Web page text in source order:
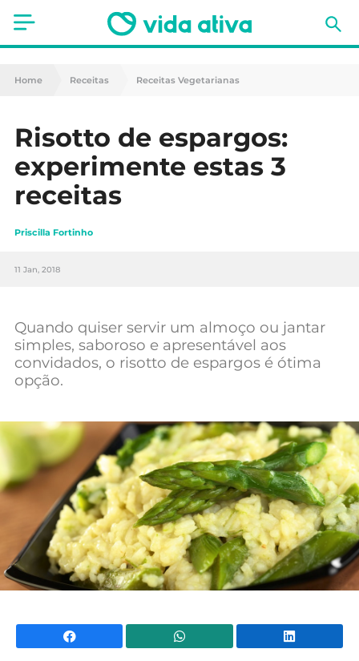
Saúde
Nutrição
Receitas
Fitness
Mães e Bebés
Home Receitas Receitas Vegetarianas
Risotto de espargos:
experimente estas 3
receitas
Priscilla Fortinho
11 Jan, 2018
Quando quiser servir um almoço ou jantar
simples, saboroso e apresentável aos
convidados, o risotto de espargos é ótima
opção.
Facebook WhatsApp